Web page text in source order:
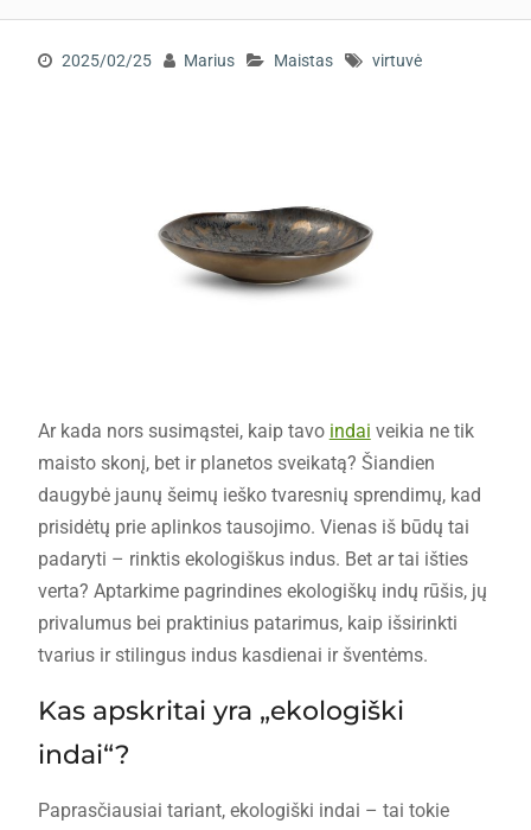
2025/02/25 Marius Maistas virtuvė
Ar kada nors susimąstei, kaip tavo indai veikia ne tik
maisto skonį, bet ir planetos sveikatą? Šiandien
daugybė jaunų šeimų ieško tvaresnių sprendimų, kad
prisidėtų prie aplinkos tausojimo. Vienas iš būdų tai
padaryti – rinktis ekologiškus indus. Bet ar tai išties
verta? Aptarkime pagrindines ekologiškų indų rūšis, jų
privalumus bei praktinius patarimus, kaip išsirinkti
tvarius ir stilingus indus kasdienai ir šventėms.
Kas apskritai yra „ekologiški
indai“?
Paprasčiausiai tariant, ekologiški indai – tai tokie